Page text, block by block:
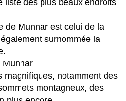
liste des plus beaux endroits
de Munnar est celui de la
surnommée la
Munnar
magnifiques, notamment des
montagneux, des